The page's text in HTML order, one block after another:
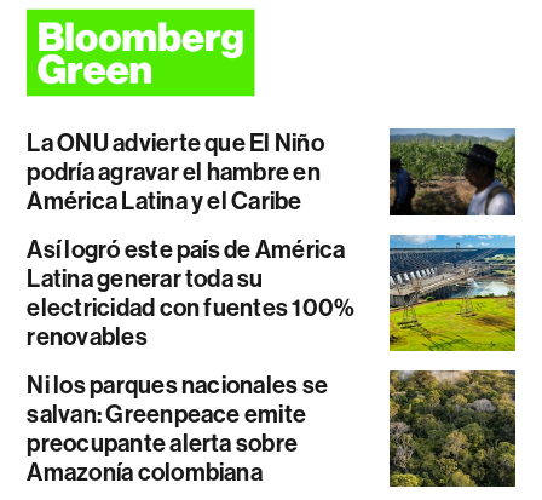
La ONU advierte que El Niño
podría agravar el hambre en
América Latina y el Caribe
Así logró este país de América
Latina generar toda su
electricidad con fuentes 100%
renovables
Ni los parques nacionales se
salvan: Greenpeace emite
preocupante alerta sobre
Amazonía colombiana